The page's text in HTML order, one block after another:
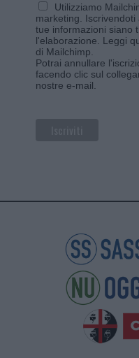
Utilizziamo
marketing.
tue informazioni siano
l'elaborazione. Leggi
di Mailchimp
Potrai annullare
facendo clic sul
nostre e-mail.